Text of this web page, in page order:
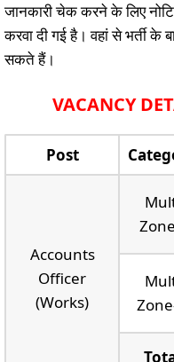
जानकारी चेक करने के लिए
करवा दी गई है। वहां से भर्ती के
सकते हैं।
VACANCY
Post
Accounts
Officer
(Works)